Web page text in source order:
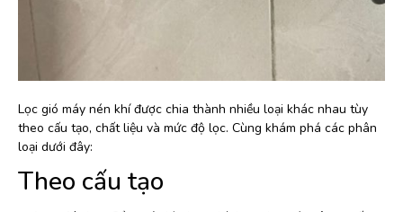
Lọc gió máy nén khí được chia thành nhiều loại khác nhau tùy
theo cấu tạo, chất liệu và mức độ lọc. Cùng khám phá các phân
loại dưới đây:
Theo cấu tạo